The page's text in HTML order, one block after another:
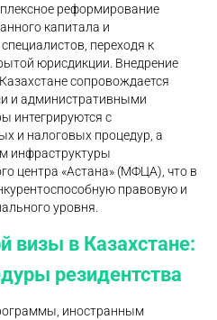
реформирование
капитала и
переходя к
юрисдикции. Внедрение
сопровождается
и административными
интегрируются с
и налоговых процедур, а
инфраструктуры
центра «Астана» (МФЦА), что в
правовую и
уровня.
визы в Казахстане:
резидентства
иностранным